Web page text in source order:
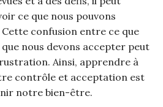
ce que nous pouvons
confusion entre ce que
nous devons accepter peut
Ainsi, apprendre à
contrôle et acceptation est
notre bien-être.